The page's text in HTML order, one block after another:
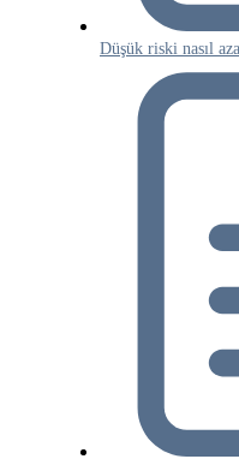
Düşük riski nasıl